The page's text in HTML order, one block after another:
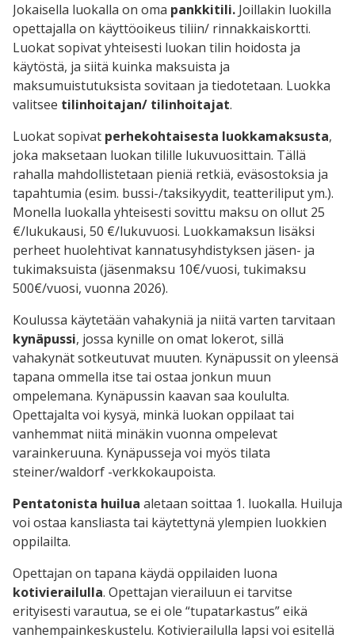
Jokaisella luokalla on oma pankkitili. Joillakin luokilla
opettajalla on käyttöoikeus tiliin/ rinnakkaiskortti.
Luokat sopivat yhteisesti luokan tilin hoidosta ja
käytöstä, ja siitä kuinka maksuista ja
maksumuistutuksista sovitaan ja tiedotetaan. Luokka
valitsee tilinhoitajan/ tilinhoitajat.
Luokat sopivat perhekohtaisesta luokkamaksusta,
joka maksetaan luokan tilille lukuvuosittain. Tällä
rahalla mahdollistetaan pieniä retkiä, eväsostoksia ja
tapahtumia (esim. bussi-/taksikyydit, teatteriliput ym.).
Monella luokalla yhteisesti sovittu maksu on ollut 25
€/lukukausi, 50 €/lukuvuosi. Luokkamaksun lisäksi
perheet huolehtivat kannatusyhdistyksen jäsen- ja
tukimaksuista (jäsenmaksu 10€/vuosi, tukimaksu
500€/vuosi, vuonna 2026).
Koulussa käytetään vahakyniä ja niitä varten tarvitaan
kynäpussi, jossa kynille on omat lokerot, sillä
vahakynät sotkeutuvat muuten. Kynäpussit on yleensä
tapana ommella itse tai ostaa jonkun muun
ompelemana. Kynäpussin kaavan saa koululta.
Opettajalta voi kysyä, minkä luokan oppilaat tai
vanhemmat niitä minäkin vuonna ompelevat
varainkeruuna. Kynäpusseja voi myös tilata
steiner/waldorf -verkkokaupoista.
Pentatonista huilua aletaan soittaa 1. luokalla. Huiluja
voi ostaa kansliasta tai käytettynä ylempien luokkien
oppilailta.
Opettajan on tapana käydä oppilaiden luona
kotivierailulla. Opettajan vierailuun ei tarvitse
erityisesti varautua, se ei ole “tupatarkastus” eikä
vanhempainkeskustelu. Kotivierailulla lapsi voi esitellä